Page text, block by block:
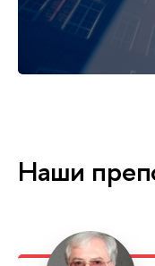
Наши